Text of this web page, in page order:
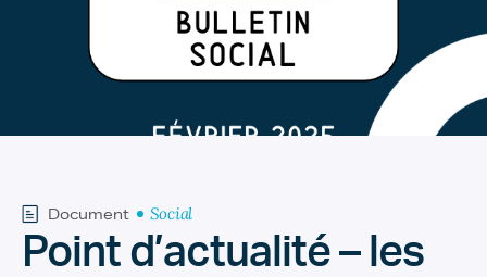
Document Social
Point d’actualité – les